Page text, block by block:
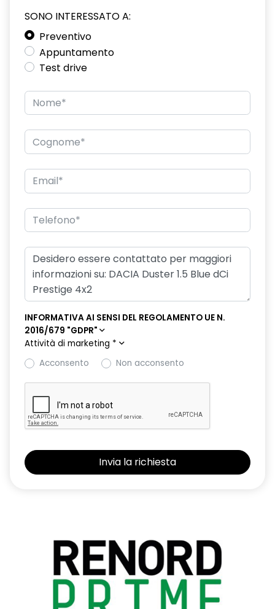
SONO INTERESSATO A:
Preventivo
Appuntamento
Test drive
INFORMATIVA AI SENSI DEL REGOLAMENTO UE N.
2016/679 "GDPR"
Attività di marketing *
Acconsento
Non acconsento